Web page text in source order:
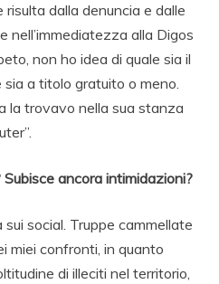
risulta dalla denuncia e dalle
nell’immediatezza alla Digos
non ho idea di quale sia il
a titolo gratuito o meno.
la trovavo nella sua stanza
ancora intimidazioni?
social. Truppe cammellate
miei confronti, in quanto
di illeciti nel territorio,